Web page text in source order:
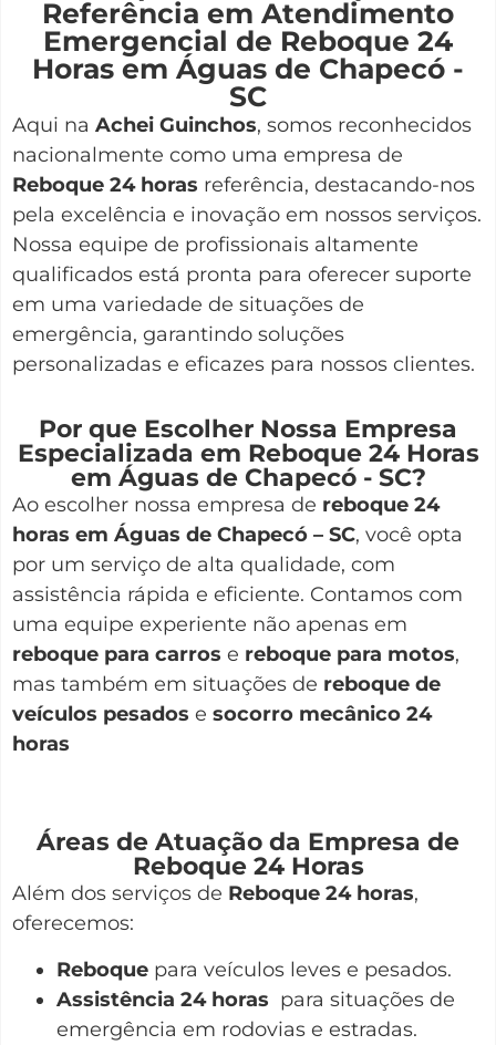
Referência em Atendimento
Emergencial de Reboque 24
Horas em Águas de Chapecó -
SC
Aqui na Achei Guinchos, somos reconhecidos
nacionalmente como uma empresa de
Reboque 24 horas referência, destacando-nos
pela excelência e inovação em nossos serviços.
Nossa equipe de profissionais altamente
qualificados está pronta para oferecer suporte
em uma variedade de situações de
emergência, garantindo soluções
personalizadas e eficazes para nossos clientes.
Por que Escolher Nossa Empresa
Especializada em Reboque 24 Horas
em Águas de Chapecó - SC?
Ao escolher nossa empresa de reboque 24
horas em Águas de Chapecó – SC, você opta
por um serviço de alta qualidade, com
assistência rápida e eficiente. Contamos com
uma equipe experiente não apenas em
reboque para carros e reboque para motos,
mas também em situações de reboque de
veículos pesados e socorro mecânico 24
horas
Áreas de Atuação da Empresa de
Reboque 24 Horas
Além dos serviços de Reboque 24 horas,
oferecemos:
Reboque para veículos leves e pesados.
Assistência 24 horas para situações de
emergência em rodovias e estradas.